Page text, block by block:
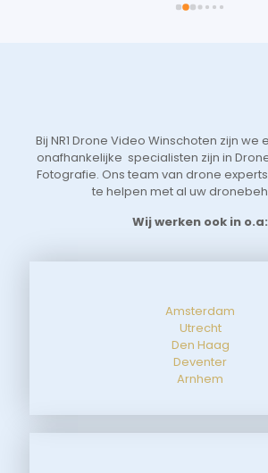
Bij NR1 Drone Video Winschoten zijn we
onafhankelijke specialisten zijn in
Fotografie. Ons team van drone
te helpen met al uw
Wij werken ook in o.a:
Amsterdam
Utrecht
Den Haag
Deventer
Arnhem